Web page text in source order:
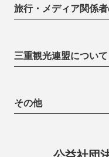
旅行・メディア関係
三重観光連盟について
その他